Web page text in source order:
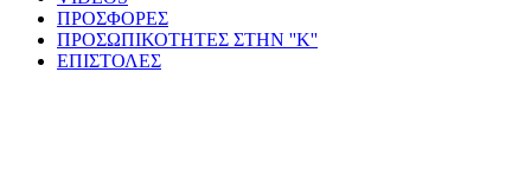
ΠΡΟΣΦΟΡΕΣ
ΠΡΟΣΩΠΙΚΟΤΗΤΕΣ ΣΤΗΝ ''Κ''
ΕΠΙΣΤΟΛΕΣ